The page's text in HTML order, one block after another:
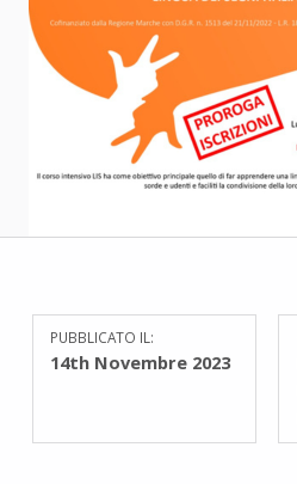
PUBBLICATO IL:
14th Novembre 2023